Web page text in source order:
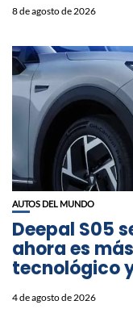
8 de agosto de 2026
AUTOS DEL MUNDO
Deepal S05
ahora es
tecnológico
4 de agosto de 2026